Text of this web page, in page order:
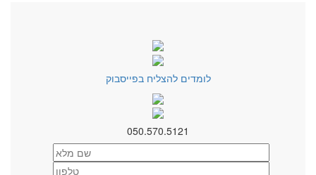
לומדים להצליח בפייסבוק
050.570.5121